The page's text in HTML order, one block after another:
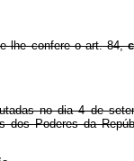
lhe confere o art. 84,
no dia 4 de
dos Poderes da